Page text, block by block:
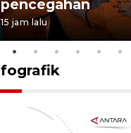
pencegahan
15 jam lalu